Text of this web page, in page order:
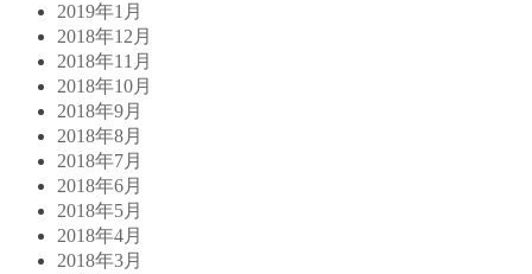
2019年1月
2018年12月
2018年11月
2018年10月
2018年9月
2018年8月
2018年7月
2018年6月
2018年5月
2018年4月
2018年3月